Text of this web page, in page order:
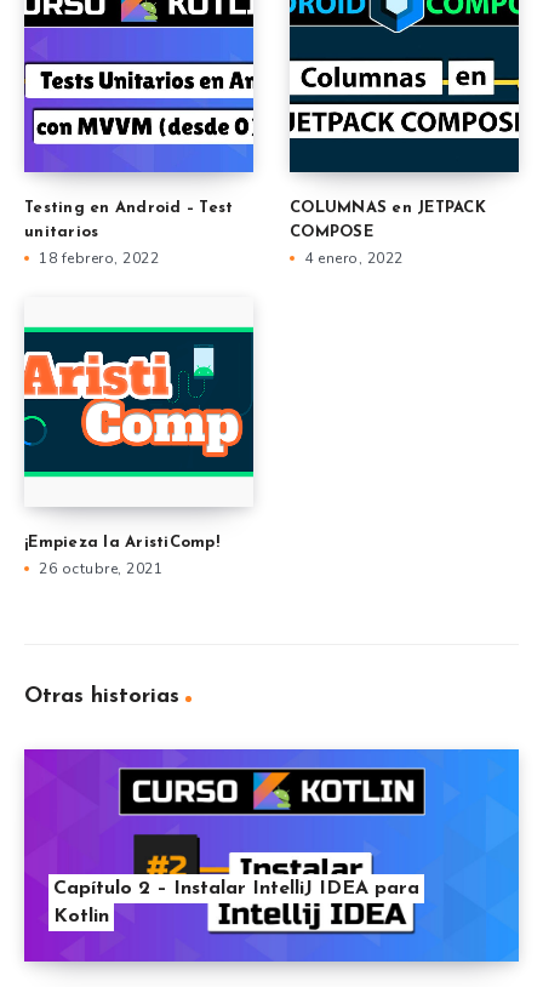
Testing en Android – Test
unitarios
18 febrero, 2022
COLUMNAS en JETPACK
COMPOSE
4 enero, 2022
¡Empieza la AristiComp!
26 octubre, 2021
Otras historias
Capítulo 2 – Instalar IntelliJ IDEA para
Kotlin